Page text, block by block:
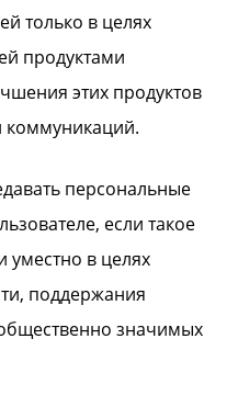
только в целях
продуктами
этих продуктов
коммуникаций.
персональные
если такое
уместно в целях
поддержания
значимых